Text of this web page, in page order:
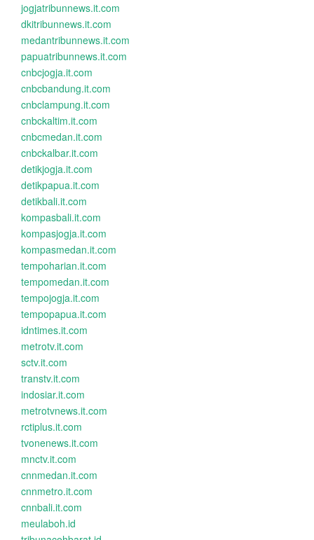
jogjatribunnews.it.com
dkitribunnews.it.com
medantribunnews.it.com
papuatribunnews.it.com
cnbcjogja.it.com
cnbcbandung.it.com
cnbclampung.it.com
cnbckaltim.it.com
cnbcmedan.it.com
cnbckalbar.it.com
detikjogja.it.com
detikpapua.it.com
detikbali.it.com
kompasbali.it.com
kompasjogja.it.com
kompasmedan.it.com
tempoharian.it.com
tempomedan.it.com
tempojogja.it.com
tempopapua.it.com
idntimes.it.com
metrotv.it.com
sctv.it.com
transtv.it.com
indosiar.it.com
metrotvnews.it.com
rctiplus.it.com
tvonenews.it.com
mnctv.it.com
cnnmedan.it.com
cnnmetro.it.com
cnnbali.it.com
meulaboh.id